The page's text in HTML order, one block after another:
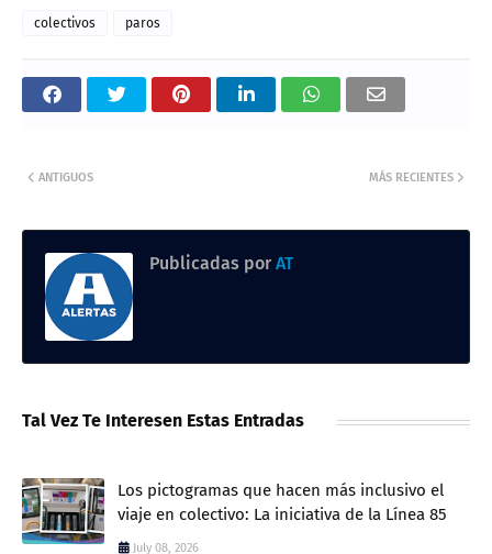
colectivos paros
MÁS RECIENTES
ANTIGUOS
Publicadas por AT
Tal Vez Te Interesen Estas Entradas
Los pictogramas que hacen más inclusivo el
viaje en colectivo: La iniciativa de la Línea 85
July 08, 2026